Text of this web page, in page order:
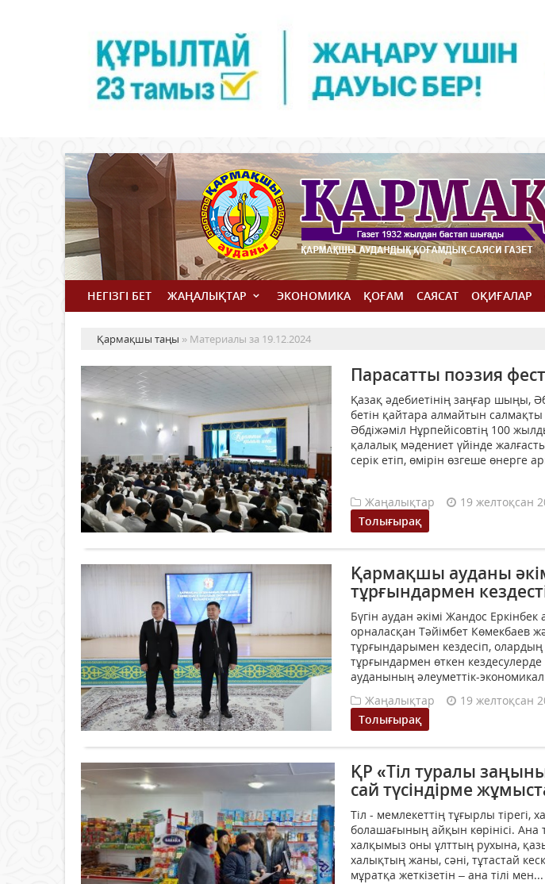
НЕГІЗГІ БЕТ ЖАҢАЛЫҚТАР ЭКОНОМИКА ҚОҒАМ САЯСАТ ОҚИҒАЛАР
Қармақшы таңы » Материалы за 19.12.2024
Парасатты поэзия
Қазақ әдебиетінің заңғар шыңы,
бетін қайтара алмайтын
Әбдіжәміл Нұрпейісовтің 100
қалалық мәдениет үйінде
серік етіп, өмірін өзгеше өнерге
Жаңалықтар 19 желтоқсан
Толығырақ
Қармақшы ауданы
тұрғындармен
Бүгін аудан әкімі Жандос
орналасқан Тәйімбет Көмекбаев
тұрғындарымен кездесіп, олардың
тұрғындармен өткен
ауданының әлеуметтік-
Жаңалықтар
19 желтоқсан
Толығырақ
ҚР «Тіл туралы
сай түсіндірме
Тіл - мемлекеттің тұғырлы
болашағының айқын көрінісі. Ана
халқымыз оны ұлттың рухына,
халықтың жаны, сәні, тұтастай
мұратқа жеткізетін – ана тілі мен...